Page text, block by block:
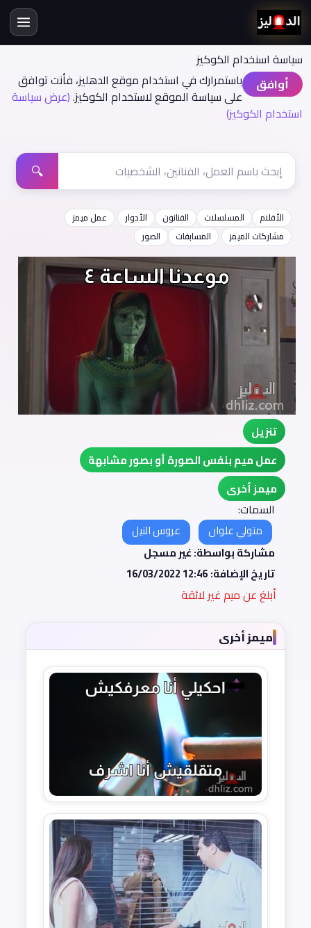
سياسة اسنخدام الكوكيز
أوافق
باستمرارك في استخدام موقع الدهليز، فأنت توافق
على سياسة الموقع لاستخدام الكوكيز.(عرض سياسة
استخدام الكوكيز)
🔍
الأفلام المسلسلات الفنانون الأدوار
عمل ميمز
مشاركات الميمز
المسابقات الصور
تنزيل
عمل ميم بنفس الصورة أو بصور مشابهة
ميمز أخرى
السمات:
متولي علوان
عروس النيل
مشاركة بواسطة: غير مسجل
تاريخ الإضافة:16/03/2022 12:46
أبلغ عن ميم غير لائقة
ميمز أخرى